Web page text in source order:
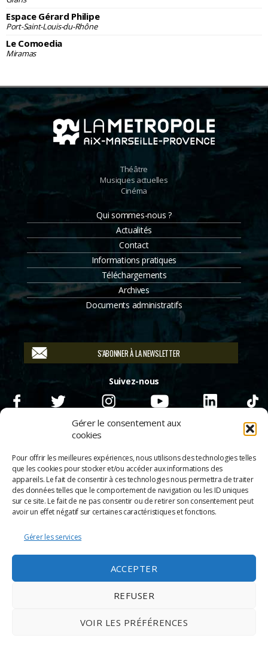
Gérer le consentement aux
cookies
Pour offrir les meilleures expériences, nous utilisons des technologies telles
que les cookies pour stocker et/ou accéder aux informations des
appareils. Le fait de consentir à ces technologies nous permettra de traiter
des données telles que le comportement de navigation ou les ID uniques
sur ce site. Le fait de ne pas consentir ou de retirer son consentement peut
avoir un effet négatif sur certaines caractéristiques et fonctions.
Gérer les services
ACCEPTER
REFUSER
VOIR LES PRÉFÉRENCES
Espace Gérard Philipe
Port-Saint-Louis-du-Rhône
Le Comoedia
Miramas
Théâtre
Musiques actuelles
Cinéma
Qui sommes-nous ?
Actualités
Contact
Informations pratiques
Téléchargements
Archives
Documents administratifs
S'ABONNER À LA NEWSLETTER
Suivez-nous
© 2026Scènes & Cinés
Appels d’offre
Espace Pro